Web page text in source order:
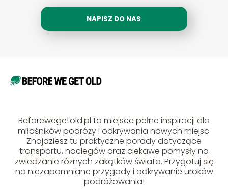
NAPISZ DO NAS
Beforewegetold.pl to miejsce pełne inspiracji dla
miłośników podróży i odkrywania nowych miejsc.
Znajdziesz tu praktyczne porady dotyczące
transportu, noclegów oraz ciekawe pomysły na
zwiedzanie różnych zakątków świata. Przygotuj się
na niezapomniane przygody i odkrywanie uroków
podróżowania!